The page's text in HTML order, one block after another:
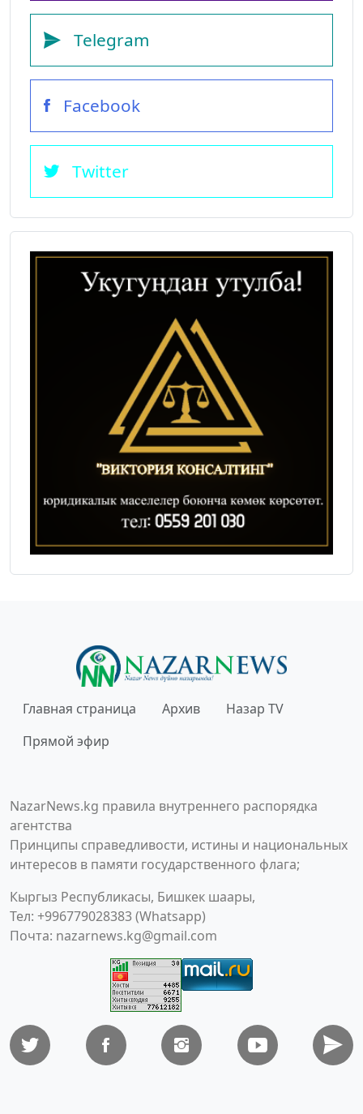
Telegram
Facebook
Twitter
Главная страница Архив
Назар TV
Прямой эфир
NazarNews.kg правила внутреннего распорядка
агентства
Принципы справедливости, истины и национальных
интересов в памяти государственного флага;
Кыргыз Республикасы, Бишкек шаары,
Тел: +996779028383 (Whatsapp)
Почта: nazarnews.kg@gmail.com